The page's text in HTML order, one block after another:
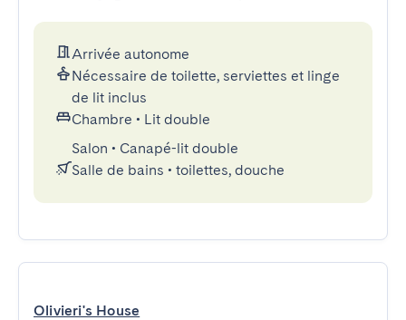
Arrivée autonome
Nécessaire de toilette, serviettes et linge
de lit inclus
Chambre • Lit double
Salon • Canapé-lit double
Salle de bains • toilettes, douche
Olivieri's House